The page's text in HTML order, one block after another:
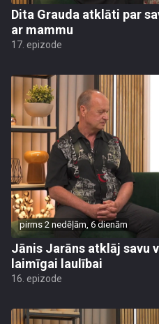
Dita Grauda atklāti par
ar mammu
17. epizode
pirms 2 nedēļām, 6 dienām
Jānis Jarāns atklāj savu
laimīgai laulībai
16. epizode